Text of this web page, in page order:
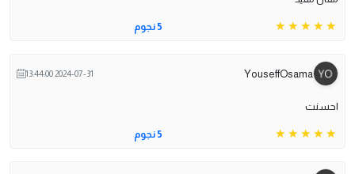
5 نجوم
YouseffOsama
2024-07-31 13:44:00
احسنت
5 نجوم